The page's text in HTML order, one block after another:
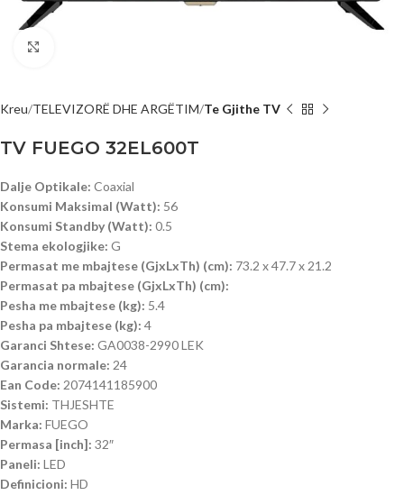
Kreu TELEVIZORË DHE ARGËTIM Te Gjithe TV
TV FUEGO 32EL600T
Dalje Optikale: Coaxial
Konsumi Maksimal (Watt): 56
Konsumi Standby (Watt): 0.5
Stema ekologjike: G
Permasat me mbajtese (GjxLxTh) (cm): 73.2 x 47.7 x 21.2
Permasat pa mbajtese (GjxLxTh) (cm):
Pesha me mbajtese (kg): 5.4
Pesha pa mbajtese (kg): 4
Garanci Shtese: GA0038-2990 LEK
Garancia normale: 24
Ean Code: 2074141185900
Sistemi: THJESHTE
Marka: FUEGO
Permasa [inch]: 32″
Paneli: LED
Definicioni: HD